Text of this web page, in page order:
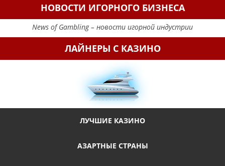
НОВОСТИ ИГОРНОГО БИЗНЕСА
News of Gambling – новости игорной индустрии
ЛАЙНЕРЫ С КАЗИНО
ЛУЧШИЕ КАЗИНО
АЗАРТНЫЕ СТРАНЫ